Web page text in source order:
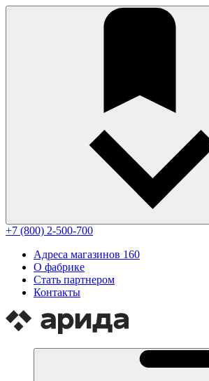
+7 (800) 2-500-700
Адреса магазинов 160
О фабрике
Стать партнером
Контакты